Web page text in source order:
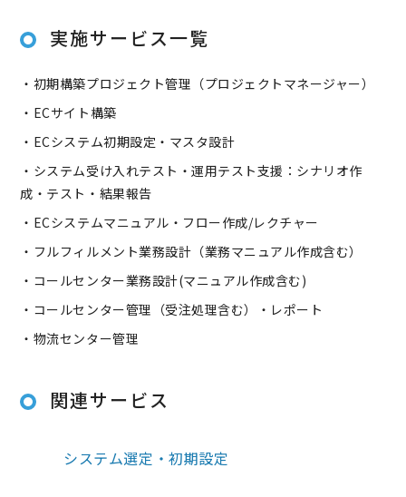
実施サービス一覧
・初期構築プロジェクト管理（プロジェクトマネージャー）
・ECサイト構築
・ECシステム初期設定・マスタ設計
・システム受け入れテスト・運用テスト支援：シナリオ作
成・テスト・結果報告
・ECシステムマニュアル・フロー作成/レクチャー
・フルフィルメント業務設計（業務マニュアル作成含む）
・コールセンター業務設計(マニュアル作成含む)
・コールセンター管理（受注処理含む）・レポート
・物流センター管理
関連サービス
システム選定・初期設定